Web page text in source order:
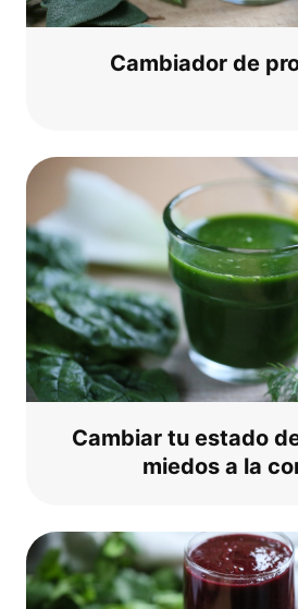
Cam­bia­dor de
Cam­bi­ar tu estado
mie­dos a la